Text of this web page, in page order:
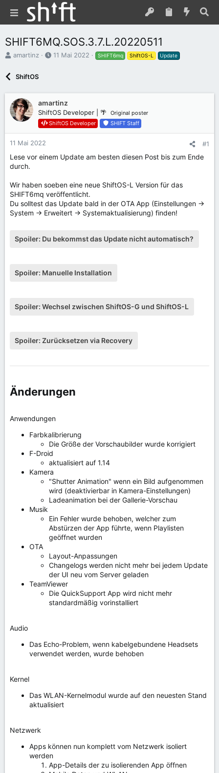
SHIFT6MQ.SOS.3.7.L.20220511
E
l
e
amartinz
E
l
t
a
m
11 Mai 2022 SHIFT6mq ShiftOS-L Update
ShiftOS
amartinz
ShiftOS Developer | 🌴
Original poster
ShiftOS Developer
SHIFT Staff
11 Mai 2022 #1
Lese vor einem Update am besten diesen Post bis zum Ende
durch.
Wir haben soeben eine neue ShiftOS-L Version für das
SHIFT6mq veröffentlicht.
Du solltest das Update bald in der OTA App (Einstellungen ->
System -> Erweitert -> Systemaktualisierung) finden!
Spoiler: Du bekommst das Update nicht automatisch?
Spoiler: Manuelle Installation
Spoiler: Wechsel zwischen ShiftOS-G und ShiftOS-L
Spoiler: Zurücksetzen via Recovery
Änderungen​
Anwendungen
Farbkalibrierung
Die Größe der Vorschaubilder wurde korrigiert
F-Droid
aktualisiert auf 1.14
Kamera
"Shutter Animation" wenn ein Bild aufgenommen
wird (deaktivierbar in Kamera-Einstellungen)
Ladeanimation bei der Gallerie-Vorschau
Musik
Ein Fehler wurde behoben, welcher zum
Abstürzen der App führte, wenn Playlisten
geöffnet wurden
OTA
Layout-Anpassungen
Changelogs werden nicht mehr bei jedem Update
der UI neu vom Server geladen
TeamViewer
Die QuickSupport App wird nicht mehr
standardmäßig vorinstalliert
Audio
Das Echo-Problem, wenn kabelgebundene Headsets
verwendet werden, wurde behoben
Kernel
Das WLAN-Kernelmodul wurde auf den neuesten Stand
aktualisiert
Netzwerk
Apps können nun komplett vom Netzwerk isoliert
werden
App-Details der zu isolierenden App öffnen